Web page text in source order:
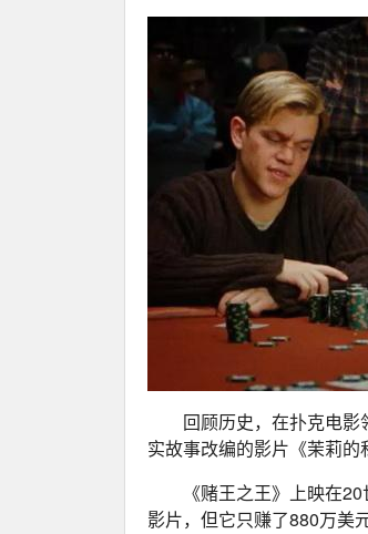
回顾历史，在扑克电
实故事改编的影片《茉莉的
《赌王之王》上映在
影片，但它只赚了880万美